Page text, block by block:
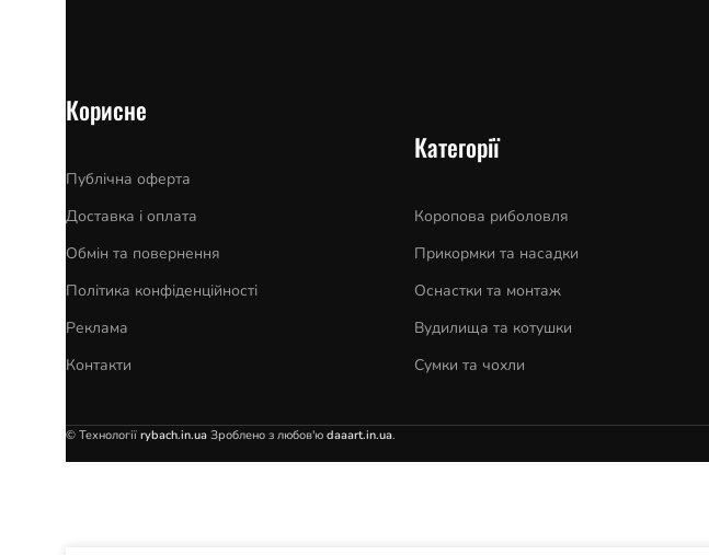
Корисне
Публічна оферта
Доставка і оплата
Обмін та повернення
Політика конфіденційності
Реклама
Контакти
Категорії
Коропова риболовля
Прикормки та насадки
Оснастки та монтаж
Вудилища та котушки
Сумки та чохли
© Технології rybach.in.ua Зроблено з любов'ю daaart.in.ua.